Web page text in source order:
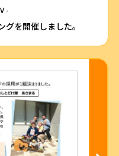
-
を開催しました。